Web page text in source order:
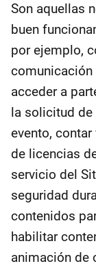
Son aquellas
buen
por ejemplo,
acceder a
la solicitud
evento,
de licencias
servicio del
seguridad
contenidos
habilitar
animación de